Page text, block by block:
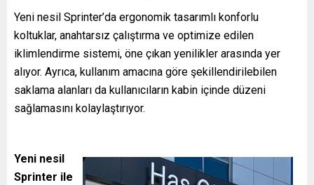
Yeni nesil Sprinter’da ergonomik tasarımlı konforlu
koltuklar, anahtarsız çalıştırma ve optimize edilen
iklimlendirme sistemi, öne çıkan yenilikler arasında yer
alıyor. Ayrıca, kullanım amacına göre şekillendirilebilen
saklama alanları da kullanıcıların kabin içinde düzeni
sağlamasını kolaylaştırıyor.
Yeni nesil
Sprinter ile